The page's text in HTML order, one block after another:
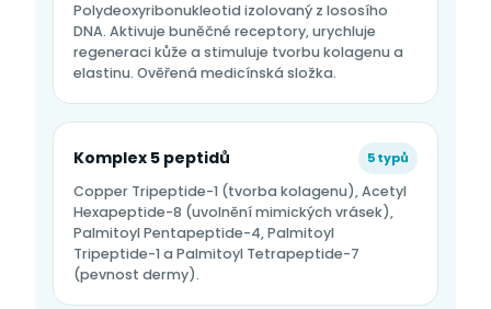
Polydeoxyribonukleotid izolovaný z lososího
DNA. Aktivuje buněčné receptory, urychluje
regeneraci kůže a stimuluje tvorbu kolagenu a
elastinu. Ověřená medicínská složka.
Komplex 5 peptidů 5 typů
Copper Tripeptide-1 (tvorba kolagenu), Acetyl
Hexapeptide-8 (uvolnění mimických vrásek),
Palmitoyl Pentapeptide-4, Palmitoyl
Tripeptide-1 a Palmitoyl Tetrapeptide-7
(pevnost dermy).